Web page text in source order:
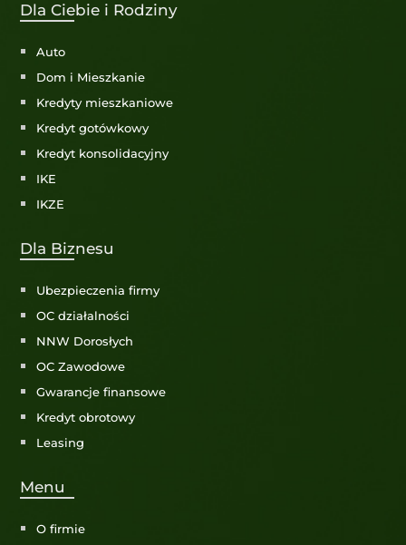
Dla Ciebie i Rodziny
Auto
Dom i Mieszkanie
Kredyty mieszkaniowe
Kredyt gotówkowy
Kredyt konsolidacyjny
IKE
IKZE
Dla Biznesu
Ubezpieczenia firmy
OC działalności
NNW Dorosłych
OC Zawodowe
Gwarancje finansowe
Kredyt obrotowy
Leasing
Menu
O firmie